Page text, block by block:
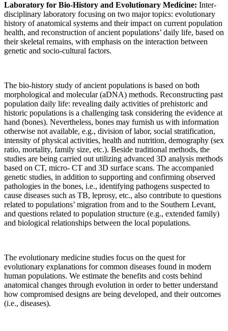
Laboratory for Bio-History and Evolutionary Medicine: Inter-
disciplinary laboratory focusing on two major topics: evolutionary
history of anatomical systems and their impact on current population
health, and reconstruction of ancient populations’ daily life, based on
their skeletal remains, with emphasis on the interaction between
genetic and socio-cultural factors.
The bio-history study of ancient populations is based on both
morphological and molecular (aDNA) methods. Reconstructing past
population daily life: revealing daily activities of prehistoric and
historic populations is a challenging task considering the evidence at
hand (bones). Nevertheless, bones may furnish us with information
otherwise not available, e.g., division of labor, social stratification,
intensity of physical activities, health and nutrition, demography (sex
ratio, mortality, family size, etc.). Beside traditional methods, the
studies are being carried out utilizing advanced 3D analysis methods
based on CT, micro- CT and 3D surface scans. The accompanied
genetic studies, in addition to supporting and confirming observed
pathologies in the bones, i.e., identifying pathogens suspected to
cause diseases such as TB, leprosy, etc., also contribute to questions
related to populations’ migration from and to the Southern Levant,
and questions related to population structure (e.g., extended family)
and biological relationships between the local populations.
The evolutionary medicine studies focus on the quest for
evolutionary explanations for common diseases found in modern
human populations. We estimate the benefits and costs behind
anatomical changes through evolution in order to better understand
how compromised designs are being developed, and their outcomes
(i.e., diseases).